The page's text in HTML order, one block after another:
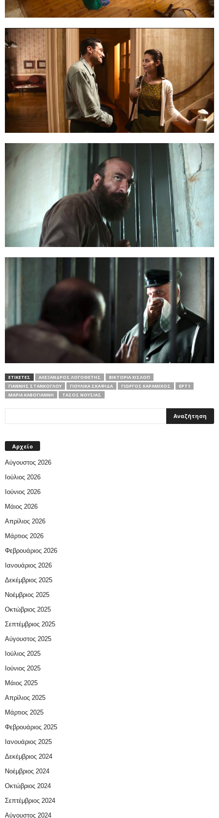
ΕΤΙΚΕΤΕΣ ΑΛΈΞΑΝΔΡΟΣ ΛΟΓΟΘΈΤΗΣ
ΒΙΚΤΌΡΙΑ ΧΊΣΛΟΠ
ΓΙΆΝΝΗΣ ΣΤΆΝΚΟΓΛΟΥ
ΓΙΟΎΛΙΚΑ ΣΚΑΦΙΔΆ ΓΙΏΡΓΟΣ ΚΑΡΑΜΊΧΟΣ
ΕΡΤ1
ΜΑΡΊΑ ΚΑΒΟΓΙΆΝΝΗ
ΤΆΣΟΣ ΝΟΎΣΙΑΣ
Αρχείο
Αύγουστος 2026
Ιούλιος 2026
Ιούνιος 2026
Μάιος 2026
Απρίλιος 2026
Μάρτιος 2026
Φεβρουάριος 2026
Ιανουάριος 2026
Δεκέμβριος 2025
Νοέμβριος 2025
Οκτώβριος 2025
Σεπτέμβριος 2025
Αύγουστος 2025
Ιούλιος 2025
Ιούνιος 2025
Μάιος 2025
Απρίλιος 2025
Μάρτιος 2025
Φεβρουάριος 2025
Ιανουάριος 2025
Δεκέμβριος 2024
Νοέμβριος 2024
Οκτώβριος 2024
Σεπτέμβριος 2024
Αύγουστος 2024